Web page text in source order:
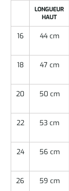
LONGUEUR
HAUT
16 44 cm
18 47 cm
20 50 cm
22 53 cm
24 56 cm
26 59 cm